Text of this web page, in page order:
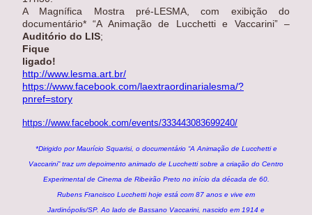
A Magnífica Mostra pré-LESMA, com exibição do
documentário* “A Animação de Lucchetti e Vaccarini” –
Auditório do LIS;
Fique
ligado!
http://www.lesma.art.br/
https://www.facebook.com/laextraordinarialesma/?
pnref=story
https://www.facebook.com/events/333443083699240/
*Dirigido por Maurício Squarisi, o documentário “A Animação de Lucchetti e
Vaccarini” traz um depoimento animado de Lucchetti sobre a criação do Centro
Experimental de Cinema de Ribeirão Preto no início da década de 60.
Rubens Francisco Lucchetti hoje está com 87 anos e vive em
Jardinópolis/SP. Ao lado de Bassano Vaccarini, nascido em 1914 e